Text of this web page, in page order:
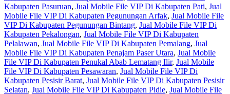
Kabupaten Pasuruan, Jual Mobile File VIP Di Kabupaten Pati, Jual
Mobile File VIP Di Kabupaten Pegunungan Arfak, Jual Mobile File
VIP Di Kabupaten Pegunungan Bintang, Jual Mobile File VIP Di
Kabupaten Pekalongan, Jual Mobile File VIP Di Kabupaten
Pelalawan, Jual Mobile File VIP Di Kabupaten Pemalang, Jual
Mobile File VIP Di Kabupaten Penajam Paser Utara, Jual Mobile
File VIP Di Kabupaten Penukal Abab Lematang Ilir, Jual Mobile
File VIP Di Kabupaten Pesawaran, Jual Mobile File VIP Di
Kabupaten Pesisir Barat, Jual Mobile File VIP Di Kabupaten Pesisir
Selatan, Jual Mobile File VIP Di Kabupaten Pidie, Jual Mobile File